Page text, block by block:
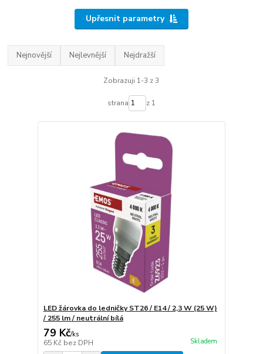
Upřesnit parametry
Nejnovější Nejlevnější Nejdražší
Zobrazuji 1-3 z 3
strana z 1
LED žárovka do ledničky ST26 / E14 / 2,3 W (25 W)
/ 255 lm / neutrální bílá
79 Kč/ks
65 Kč bez DPH Skladem